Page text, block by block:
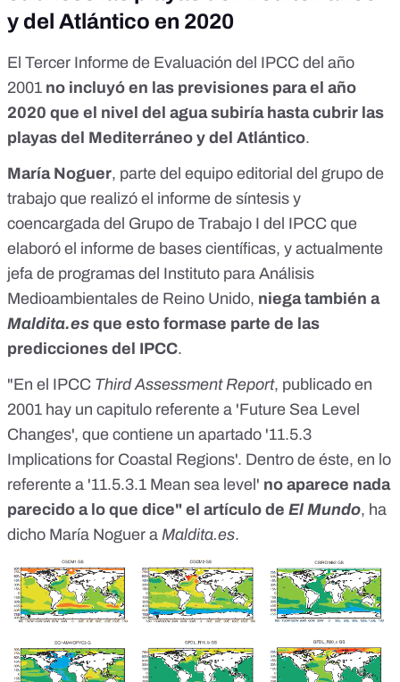
y del Atlántico en 2020
El Tercer Informe de Evaluación del IPCC del año
2001 no incluyó en las previsiones para el año
2020 que el nivel del agua subiría hasta cubrir las
playas del Mediterráneo y del Atlántico.
María Noguer, parte del equipo editorial del grupo de
trabajo que realizó el informe de síntesis y
coencargada del Grupo de Trabajo I del IPCC que
elaboró el informe de bases científicas, y actualmente
jefa de programas del Instituto para Análisis
Medioambientales de Reino Unido, niega también a
Maldita.es que esto formase parte de las
predicciones del IPCC.
"En el IPCC Third Assessment Report, publicado en
2001 hay un capitulo referente a 'Future Sea Level
Changes', que contiene un apartado '11.5.3
Implications for Coastal Regions'. Dentro de éste, en lo
referente a '11.5.3.1 Mean sea level' no aparece nada
parecido a lo que dice" el artículo de El Mundo, ha
dicho María Noguer a Maldita.es.